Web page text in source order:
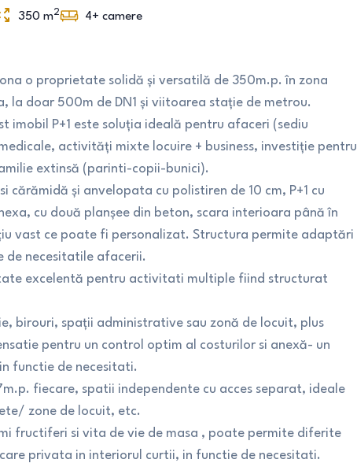
350 m2 4+ camere
o proprietate solidă și versatilă de 350m.p. în zona
doar 500m de DN1 și viitoarea stație de metrou.
imobil P+1 este soluția ideală pentru afaceri (sediu
activități mixte locuire + business, investiție pentru
extinsă (parinti-copii-bunici).
și anvelopata cu polistiren de 10 cm, P+1 cu
cu două planșee din beton, scara interioara până în
vast ce poate fi personalizat. Structura permite adaptări
de necesitatile afacerii.
excelentă pentru activitati multiple fiind structurat
birouri, spații administrative sau zonă de locuit, plus
pentru un control optim al costurilor si anexă- un
functie de necesitati.
fiecare, spatii independente cu acces separat, ideale
zone de locuit, etc.
fructiferi si vita de vie de masa , poate permite diferite
privata in interiorul curtii, in functie de necesitati.